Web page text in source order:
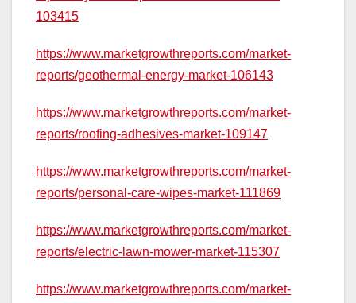
103415
https://www.marketgrowthreports.com/market-
reports/geothermal-energy-market-106143
https://www.marketgrowthreports.com/market-
reports/roofing-adhesives-market-109147
https://www.marketgrowthreports.com/market-
reports/personal-care-wipes-market-111869
https://www.marketgrowthreports.com/market-
reports/electric-lawn-mower-market-115307
https://www.marketgrowthreports.com/market-